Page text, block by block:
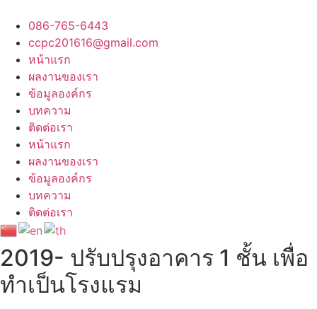
content
086-765-6443
ccpc201616@gmail.com
หน้าแรก
ผลงานของเรา
ข้อมูลองค์กร
บทความ
ติดต่อเรา
หน้าแรก
ผลงานของเรา
ข้อมูลองค์กร
บทความ
ติดต่อเรา
2019- ปรับปรุงอาคาร 1 ชั้น เพื่อ
ทำเป็นโรงแรม